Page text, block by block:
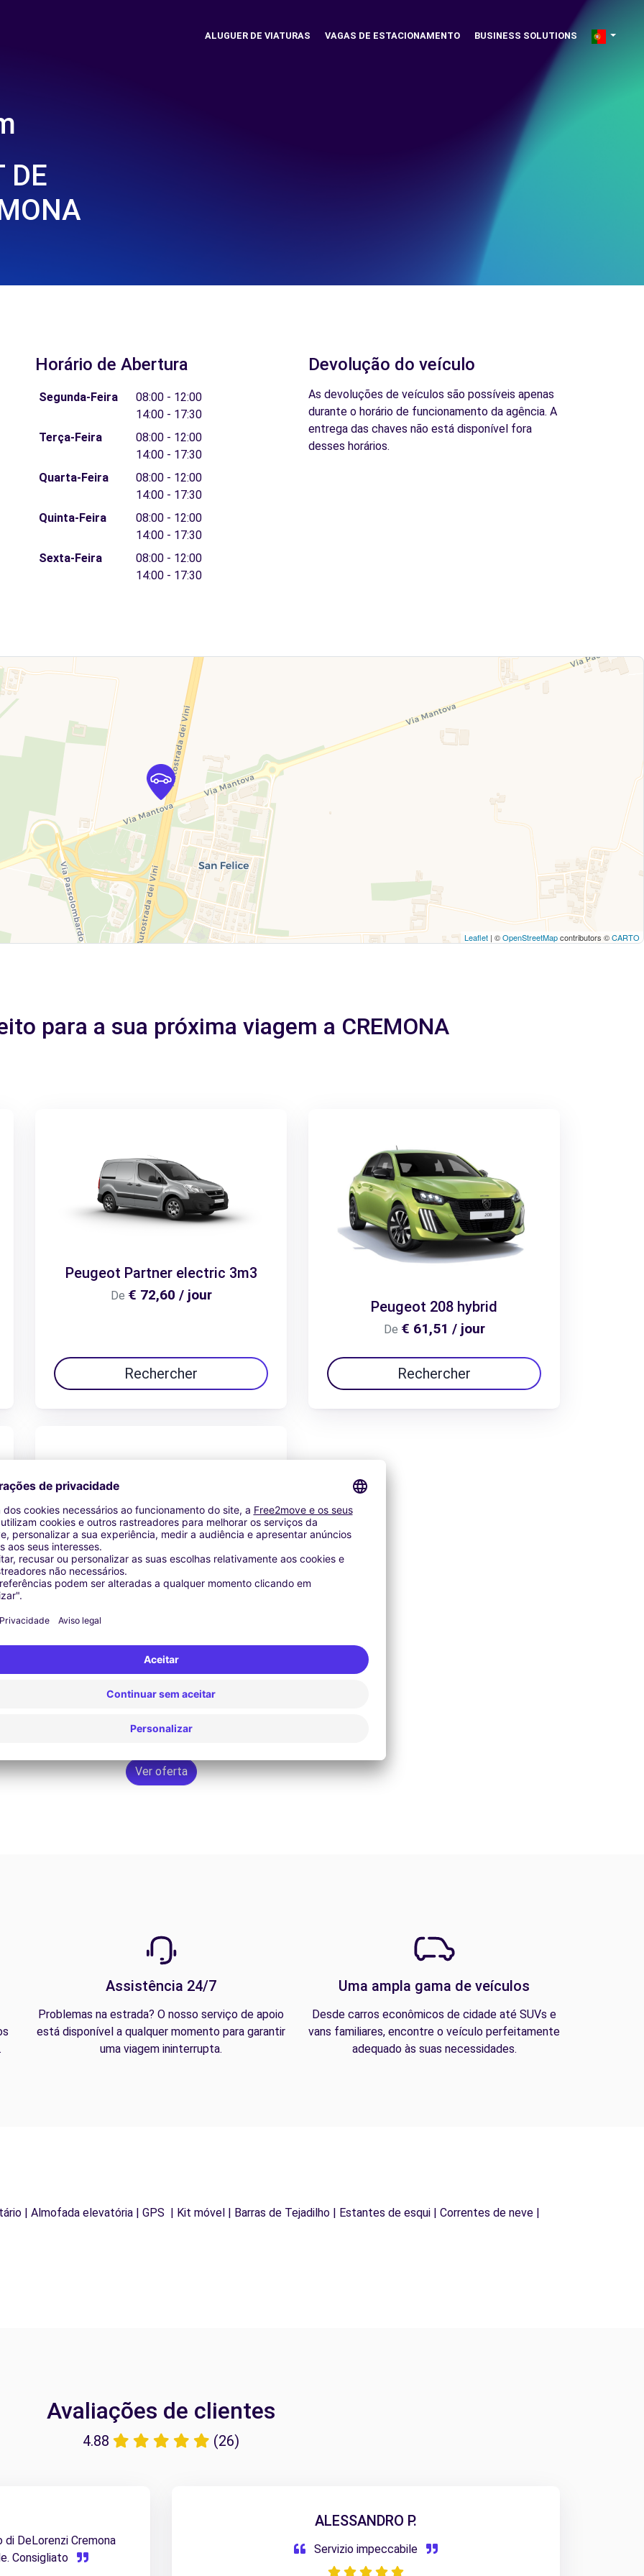
ALUGUER DE VIATURAS VAGAS DE ESTACIONAMENTO BUSINESS SOLUTIONS
DE
Horário de Abertura
Segunda-Feira
08:00 - 12:00
14:00 - 17:30
Terça-Feira
08:00 - 12:00
14:00 - 17:30
Quarta-Feira
08:00 - 12:00
14:00 - 17:30
Quinta-Feira
08:00 - 12:00
14:00 - 17:30
Sexta-Feira
08:00 - 12:00
14:00 - 17:30
Devolução do veículo
As devoluções de veículos são possíveis apenas
durante o horário de funcionamento da agência. A
entrega das chaves não está disponível fora
desses horários.
Leaflet | ©OpenStreetMapcontributors ©CARTO
para a sua próxima viagem a CREMONA
Peugeot Partner electric 3m3
De € 72,60 / jour
Rechercher
Peugeot 208 hybrid
De € 61,51 / jour
Rechercher
Peugeot 508 sw
€ 104,92 / jour
Rechercher
Ver oferta
Assistência 24/7
Problemas na estrada? O nosso serviço de apoio
está disponível a qualquer momento para garantir
uma viagem ininterrupta.
Uma ampla gama de veículos
Desde carros econômicos de cidade até SUVs e
vans familiares, encontre o veículo perfeitamente
adequado às suas necessidades.
| Almofada elevatória | GPS | Kit móvel | Barras de Tejadilho | Estantes de esqui | Correntes de neve |
Avaliações de clientes
4.88 (26)
DeLorenzi Cremona
Consigliato
ALESSANDRO P.
Servizio impeccabile